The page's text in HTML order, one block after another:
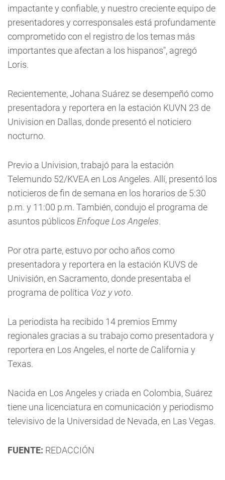
impactante y confiable, y nuestro creciente equipo de
presentadores y corresponsales está profundamente
comprometido con el registro de los temas más
importantes que afectan a los hispanos", agregó
Loris.
Recientemente, Johana Suárez se desempeñó como
presentadora y reportera en la estación KUVN 23 de
Univision en Dallas, donde presentó el noticiero
nocturno.
Previo a Univision, trabajó para la estación
Telemundo 52/KVEA en Los Angeles. Allí, presentó los
noticieros de fin de semana en los horarios de 5:30
p.m. y 11:00 p.m. También, condujo el programa de
asuntos públicos Enfoque Los Angeles.
Por otra parte, estuvo por ocho años como
presentadora y reportera en la estación KUVS de
Univisión, en Sacramento, donde presentaba el
programa de política Voz y voto.
La periodista ha recibido 14 premios Emmy
regionales gracias a su trabajo como presentadora y
reportera en Los Angeles, el norte de California y
Texas.
Nacida en Los Angeles y criada en Colombia, Suárez
tiene una licenciatura en comunicación y periodismo
televisivo de la Universidad de Nevada, en Las Vegas.
FUENTE: REDACCIÓN